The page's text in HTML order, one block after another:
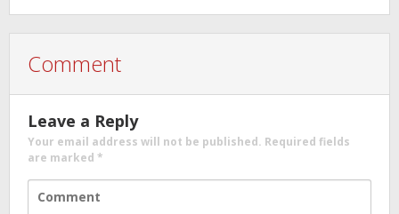
Comment
Leave a Reply
Your email address will not be published. Required fields
are marked *